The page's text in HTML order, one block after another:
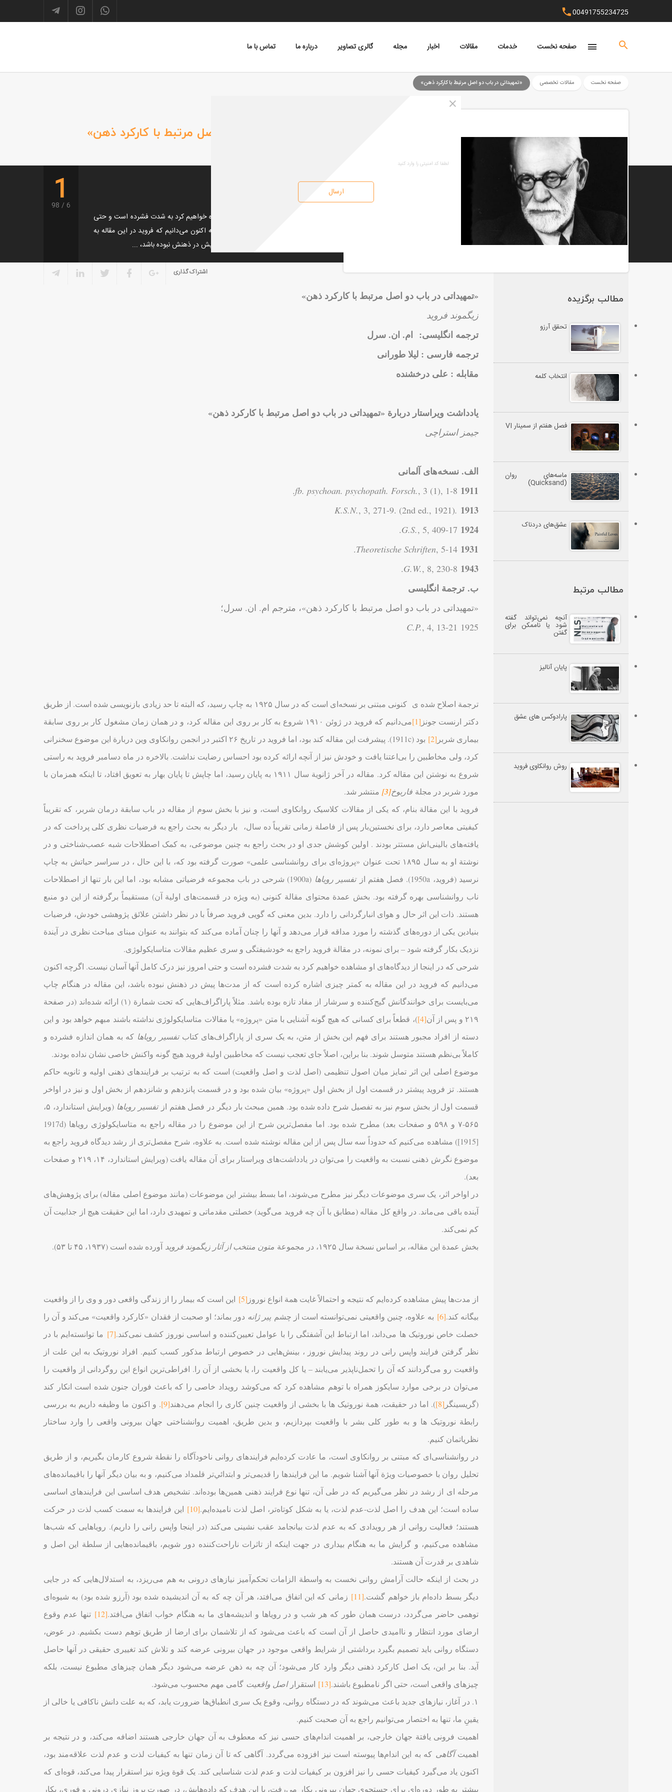
00491755234725
صفحه نخست خدمات مقالات اخبار مجله گالری تصاویر درباره ما تماس با ما
صفحه نخست مقالات تخصصی «تمهیداتی در باب دو اصل مرتبط با کارکرد ذهن»
«تمهیداتی در باب دو اصل مرتبط با کارکرد ذهن»
خلاصه
شرحی که در اینجا از دیدگاه‌های او مشاهده خواهیم کرد به شدت فشرده است و حتی
امروز نیز درک کامل آنها آسان نیست. اگرچه اکنون می‌دانیم که فروید در این مقاله به
کمتر چیزی اشاره کرده است که از مدت‌ها پیش در ذهنش نبوده باشد، ...
16
98
اشتراک گذاری
«تمهیداتی در باب دو اصل مرتبط با کارکرد ذهن»
زیگموند فروید
ترجمه انگلیسی: ام. ان. سرل
ترجمه فارسی : لیلا طورانی
​مقابله : علی درخشنده
یادداشت ویراستار دربارة «تمهیداتی در باب دو اصل مرتبط با کارکرد ذهن»
جیمز استراچی
الف. نسخه‌های آلمانی
1911
fb. psychoan. psychopath. Forsch., 3 (1), 1-8.
1913
.K.S.N.
, 3, 271-9. (2nd ed., 1921)
1924
, 5, 409-17.
1931
, 5-14.
1943
, 8, 230-8.
ب. ترجمة انگلیسی
«تمهیداتی در باب دو اصل مرتبط با کارکرد ذهن»، مترجم ام. ان. سرل؛
1925
C.P., 4, 13-21
ترجمة اصلاح شده ی کنونی مبتنی بر نسخه‌ای است که در سال ۱۹۲۵ به چاپ رسید، که البته تا حد زیادی بازنویسی شده است. از طریق
دکتر ارنست جونز [1]
می‌دانیم که فروید در ژوئن ۱۹۱۰ شروع به کار بر روی این مقاله کرد، و در همان زمان مشغول کار بر روی سابقة
بیماری شربر [2]
بود (1911c). پیشرفت این مقاله کند بود، اما فروید در تاریخ ۲۶ اکتبر در انجمن روانکاوی وین دربارة این موضوع سخنرانی
کرد، ولی مخاطبین را بی‌اعتنا یافت و خودش نیز از آنچه ارائه کرده بود احساس رضایت نداشت. بالاخره در ماه دسامبر فروید به راستی
شروع به نوشتن این مقاله کرد. مقاله در آخر ژانویة سال ۱۹۱۱ به پایان رسید، اما چاپش تا پایان بهار به تعویق افتاد، تا اینکه همزمان با
مورد شربر در مجلة فاربوخ[3]
منتشر شد.
فروید با این مقالة بنام، که یکی از مقالات کلاسیک روانکاوی است، و نیز با بخش سوم از مقاله در باب سابقة درمان شربر، که تقریباً
کیفیتی معاصر دارد، برای نخستین‌بار پس از فاصلة زمانی تقریباً ده سال، بار دیگر به بحث راجع به فرضیات نظری کلی پرداخت که در
یافته‌های بالینی‌اش مستتر بودند . اولین کوشش جدی او در بحث راجع به چنین موضوعی، به کمک اصطلاحات شبه عصب‌شناختی و در
نوشتة او به سال ۱۸۹۵ تحت عنوان «پروژه‌ای برای روانشناسی علمی» صورت گرفته بود که، با این حال ، در سراسر حیاتش به چاپ
نرسید (فروید، 1950a). فصل هفتم از
تفسیر رویاها
(1900a) شرحی در باب مجموعه فرضیاتی مشابه بود، اما این بار تنها از اصطلاحات
ناب روانشناسی بهره گرفته بود. بخش عمدة محتوای مقالة کنونی (به ویژه در قسمت‌های اولیة آن) مستقیماً برگرفته از این دو منبع
هستند. ذات این اثر حال و هوای انبارگردانی را دارد. بدین معنی که گویی فروید صرفاً با در نظر داشتن علائق پژوهشی خودش، فرضیات
بنیادین یکی از دوره‌های گذشته را مورد مداقه قرار می‌دهد و آنها را چنان آماده می‌کند که بتوانند به عنوان مبنای مباحث نظری در آیندة
نزدیک بکار گرفته شود – برای نمونه، در مقالة فروید راجع به خودشیفتگی و سری عظیم مقالات متاسایکولوژی.
شرحی که در اینجا از دیدگاه‌های او مشاهده خواهیم کرد به شدت فشرده است و حتی امروز نیز درک کامل آنها آسان نیست. اگرچه اکنون
می‌دانیم که فروید در این مقاله به کمتر چیزی اشاره کرده است که از مدت‌ها پیش در ذهنش نبوده باشد، این مقاله در هنگام چاپ
می‌بایست برای خوانندگانش گیج‌کننده و سرشار از مفاد تازه بوده باشد. مثلاً پاراگراف‌هایی که تحت شمارة (۱) ارائه شده‌اند (در صفحة
۲۱۹ و پس از آن
[4]
)، قطعاً برای کسانی که هیچ گونه آشنایی با متن «پروژه» یا مقالات متاسایکولوژی نداشته باشند مبهم خواهد بود و این
دسته از افراد مجبور هستند برای فهم این بخش از متن، به یک سری از پاراگراف‌های کتابتفسیر رویاها که به همان اندازه فشرده و
کاملاً بی‌نظم هستند متوسل شوند. بنا براین، اصلاً جای تعجب نیست که مخاطبین اولیة فروید هیچ گونه واکنش خاصی نشان نداده بودند.
موضوع اصلی این اثر تمایز میان اصول تنظیمی (اصل لذت و اصل واقعیت) است که به ترتیب بر فرایندهای ذهنی اولیه و ثانویه حاکم
هستند. تز فروید پیشتر در قسمت اول از بخش اول «پروژه» بیان شده بود و در قسمت پانزدهم و شانزدهم از بخش اول و نیز در اواخر
قسمت اول از بخش سوم نیز به تفصیل شرح داده شده بود. همین مبحث بار دیگر در فصل هفتم ازتفسیر رویاها
(ویرایش استاندارد، ۵،
۵۶۵-۷ و ۵۹۸ و صفحات بعد) مطرح شده بود. اما مفصل‌ترین شرح از این موضوع را در مقاله راجع به متاسایکولوژی رویاها (1917d
[1915]) مشاهده می‌کنیم که حدوداً سه سال پس از این مقاله نوشته شده است. به علاوه، شرح مفصل‌تری از رشد دیدگاه فروید راجع به
موضوع نگرش ذهنی نسبت به واقعیت را می‌توان در یادداشت‌های ویراستار برای آن مقاله یافت (ویرایش استاندارد، ۱۴، ۲۱۹ و صفحات
بعد).
در اواخر اثر، یک سری موضوعات دیگر نیز مطرح می‌شوند، اما بسط بیشتر این موضوعات (مانند موضوع اصلی مقاله) برای پژوهش‌های
آینده باقی می‌ماند. در واقع کل مقاله (مطابق با آن چه فروید می‌گوید) خصلتی مقدماتی و تمهیدی دارد، اما این حقیقت هیچ از جذابیت آن
کم نمی‌کند.
بخش عمدة این مقاله، بر اساس نسخة سال ۱۹۲۵، در مجموعة
متون منتخب از آثار زیگموند فروید آورده شده است (۱۹۳۷، ۴۵ تا ۵۳).
از مدت‌ها پیش مشاهده کرده‌ایم که نتیجه و احتمالاً غایت همة انواع نوروز [5]
این است که بیمار را از زندگی واقعی دور و وی را از واقعیت
بیگانه کند.[6] به علاوه، چنین واقعیتی نمی‌توانسته است از چشم پیر ژانه دور بماند؛ او صحبت از فقدان «کارکرد واقعیت» می‌کند و آن را
خصلت خاص نوروتیک ها می‌داند، اما ارتباط این آشفتگی را با عوامل تعیین‌کننده و اساسی نوروز کشف نمی‌کند.[7]
ما توانسته‌ایم با در
نظر گرفتن فرایند واپس رانی در روند پیدایش نوروز ، بینش‌هایی در خصوص ارتباط مذکور کسب کنیم. افراد نوروتیک به این علت از
واقعیت رو می‌گردانند که آن را تحمل‌ناپذیر می‌یابند – یا کل واقعیت را، یا بخشی از آن را. افراطی‌ترین انواع این روگردانی از واقعیت را
می‌توان در برخی موارد سایکوز همراه با توهم مشاهده کرد که می‌کوشد رویداد خاصی را که باعث فوران جنون شده است انکار کند
(گریسینگر [8] ). اما در حقیقت، همة نوروتیک ها با بخشی از واقعیت چنین کاری را انجام می‌دهند[9]
. و اکنون ما وظیفه داریم به بررسی
رابطة نوروتیک ها و به طور کلی بشر با واقعیت بپردازیم، و بدین طریق، اهمیت روانشناختی جهان بیرونی واقعی را وارد ساختار
نظریاتمان کنیم.
در روانشناسی‌ای که مبتنی بر روانکاوی است، ما عادت کرده‌ایم فرایندهای روانی ناخودآگاه را نقطة شروع کارمان بگیریم، و از طریق
تحلیل روان با خصوصیات ویژة آنها آشنا شویم. ما این فرایندها را قدیمی‌تر و ابتدائي‌تر قلمداد می‌کنیم، و به بیان دیگر آنها را باقیمانده‌های
مرحله ای از رشد در نظر می‌گیریم که در طی آن، تنها نوع فرایند ذهنی همین‌ها بوده‌اند. تشخیص هدف اساسی این فرایندهای اساسی
ساده است؛ این هدف را اصل لذت-عدم لذت، یا به شکل کوتاه‌تر، اصل لذت نامیده‌ایم.[10]
این فرایندها به سمت کسب لذت در حرکت
هستند؛ فعالیت روانی از هر رویدادی که به عدم لذت بیانجامد عقب نشینی می‌کند (در اینجا واپس رانی را داریم). رویاهایی که شب‌ها
مشاهده می‌کنیم، و گرایش ما به هنگام بیداری در جهت اینکه از تاثرات ناراحت‌کننده دور شویم، باقیمانده‌هایی از سلطة این اصل و
شاهدی بر قدرت آن هستند.
در بحث از اینکه حالت آرامش روانی نخست به واسطة الزامات تحکم‌آمیز نیازهای درونی به هم می‌ریزد، به استدلال‌هایی که در جایی
دیگر بسط داده‌ام باز خواهم گشت.[11]
زمانی که این اتفاق می‌افتد، هر آن چه که به آن اندیشیده شده بود (آرزو شده بود) به شیوه‌ای
توهمی حاضر می‌گردد، درست همان طور که هر شب و در رویاها و اندیشه‌های ما به هنگام خواب اتفاق می‌افتد.[12]
تنها عدم وقوع
ارضای مورد انتظار و ناامیدی حاصل از آن است که باعث می‌شود که از تلاشمان برای ارضا از طریق توهم دست بکشیم. در عوض،
دستگاه روانی باید تصمیم بگیرد برداشتی از شرایط واقعی موجود در جهان بیرونی عرضه کند و تلاش کند تغییری حقیقی در آنها حاصل
آید. بنا بر این، یک اصل کارکرد ذهنی دیگر وارد کار می‌شود؛ آن چه به ذهن عرضه می‌شود دیگر همان چیزهای مطبوع نیست، بلکه
چیزهای واقعی است، حتی اگر نامطبوع باشند.[13] استقراراصل واقعیت گامی مهم محسوب می‌شود.
۱. در آغاز، نیازهای جدید باعث می‌شوند که در دستگاه روانی، وقوع یک سری انطباق‌ها ضرورت یابد، که به علت دانش ناکافی یا خالی از
یقینِ ما، تنها به اختصار می‌توانیم راجع به آن صحبت کنیم.
اهمیت فرونی یافتة جهان خارجی، بر اهمیت اندام‌های حسی نیز که معطوف به آن جهان خارجی هستند اضافه می‌کند، و در نتیجه بر
اهمیتآگاهی که به این اندام‌ها پیوسته است نیز افزوده می‌گردد. آگاهی که تا آن زمان تنها به کیفیات لذت و عدم لذت علاقه‌مند بود،
اکنون یاد می‌گیرد کیفیات حسی را نیز افزون بر کیفیات لذت و عدم لذت شناسایی کند. یک قوة ویژه نیز استقرار پیدا می‌کند، قوه‌ای که
پیشتر به طور دوره‌ای برای جستجوی جهان بیرونی بکار می‌رفت، با این هدف که داده‌هایش، در صورت بروز نیازی درونی و فوری، بکار
مطالب برگزیده
تحقق آرزو
انتخاب کلمه
فصل هفتم از سمینار VI
ماسه‌های روان
(Quicksand)
عشق‌های دردناک
مطالب مرتبط
آنچه نمی‌تواند گفته
شود یا ناممکن برای
گفتن
پایان آنالیز
پارادوکس های عشق
روش روانکاوی فروید
ارسال